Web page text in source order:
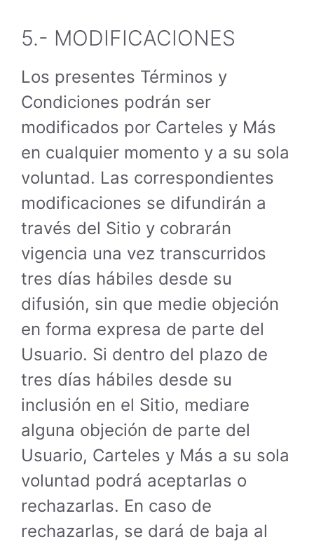
5.- MODIFICACIONES
Los presentes Términos y
Condiciones podrán ser
modificados por Carteles y Más
en cualquier momento y a su sola
voluntad. Las correspondientes
modificaciones se difundirán a
través del Sitio y cobrarán
vigencia una vez transcurridos
tres días hábiles desde su
difusión, sin que medie objeción
en forma expresa de parte del
Usuario. Si dentro del plazo de
tres días hábiles desde su
inclusión en el Sitio, mediare
alguna objeción de parte del
Usuario, Carteles y Más a su sola
voluntad podrá aceptarlas o
rechazarlas. En caso de
rechazarlas, se dará de baja al